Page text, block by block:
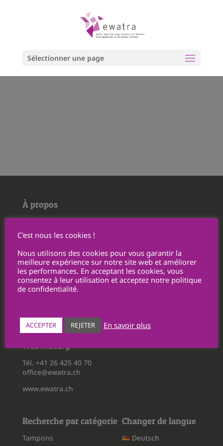
Sélectionner une page
À propos
À propos de nous
Politique de confidentialité
Conditions générales de vente
Personnalisations / Transmissions de fichiers
Retours
Ewatra Publicité SA
1700 Fribourg
Tél. +41 26 425 40 70
office@ewatra.ch
www.ewatra.ch
Recherche par catégorie
Tampons
Changer de langue
Deutsch
C'est nous les cookies !
Nous utilisons des cookies pour vous garantir la
meilleure expérience sur notre site web et améliorer
les performances. En acceptant les cookies, vous
consentez à leur utilisation et acceptez notre politique
de confidentialité.
ACCEPTER REJETER En savoir plus